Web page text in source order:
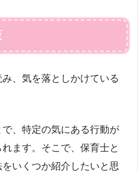
、気を落としかけている
、特定の気にある行動が
ます。そこで、保育士と
いくつか紹介したいと思